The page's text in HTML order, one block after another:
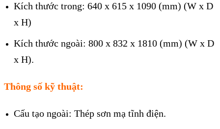
Kích thước trong: 640 x 615 x 1090 (mm) (W x D
x H)
Kích thước ngoài: 800 x 832 x 1810 (mm) (W x D
x H).
Thông số kỹ thuật:
Cấu tạo ngoài: Thép sơn mạ tĩnh điện.